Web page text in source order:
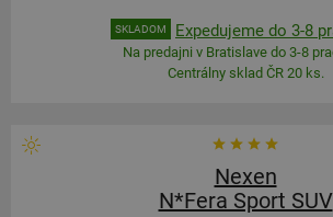
SKLADOM Expedujeme do 3-8
Na predajni v Bratislave do 3-8
Centrálny sklad ČR 20 ks.
Nexen
N*Fera Sport SUV